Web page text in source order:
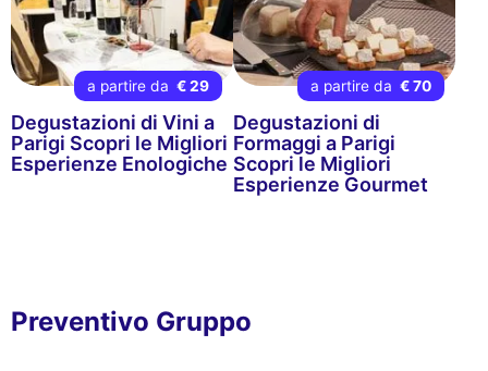
a partire da € 29
Degustazioni di Vini a
Parigi Scopri le Migliori
Esperienze Enologiche
a partire da € 70
Degustazioni di
Formaggi a Parigi
Scopri le Migliori
Esperienze Gourmet
Preventivo Gruppo